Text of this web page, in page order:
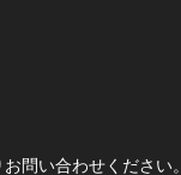
問い合わせください。